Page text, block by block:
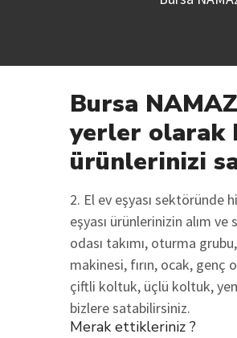
Bursa
yerler olarak
ürünlerinizi
2. El ev eşyası sektöründe
eşyası ürünlerinizin alım
odası takımı, oturma
makinesi, fırın, ocak, genç
çiftli koltuk, üçlü koltuk,
bizlere satabilirsiniz.
Merak ettikleriniz ?